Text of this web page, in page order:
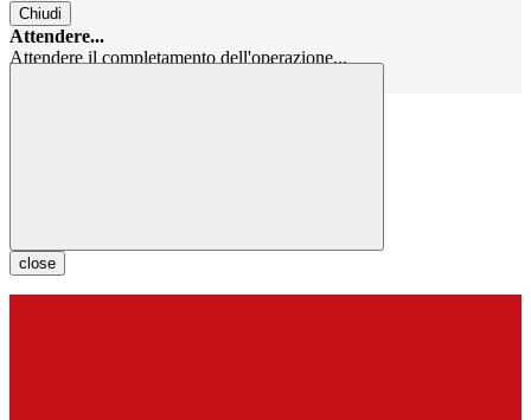
Chiudi
Attendere...
Attendere il completamento dell'operazione...
close